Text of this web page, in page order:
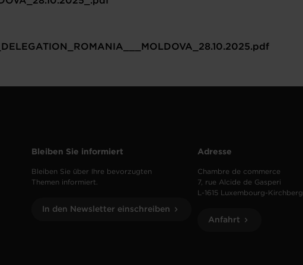
Bleiben Sie informiert
Bleiben Sie über Ihre bevorzugten
Themen informiert.
In den Newsletter einschreiben
Adresse
Chambre de commerce
7, rue Alcide de Gasperi
L-1615 Luxembourg-Kirchberg
Anfahrt